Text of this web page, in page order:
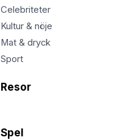
Celebriteter
Kultur & nöje
Mat & dryck
Sport
Resor
Spel